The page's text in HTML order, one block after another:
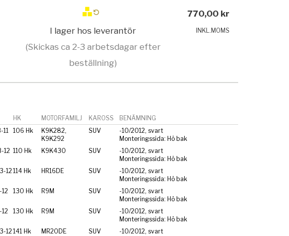
I lager hos leverantör
(Skickas ca 2-3 arbetsdagar efter
beställning)
770,00 kr
INKL.MOMS
HK MOTORFAMILJ KAROSS
BENÄMNING
106 Hk
K9K282,
K9K292
SUV
-10/2012, svart
Monteringssida: Hö bak
12 110 Hk K9K430 SUV
-10/2012, svart
Monteringssida: Hö bak
12 114 Hk HR16DE SUV
-10/2012, svart
Monteringssida: Hö bak
130 Hk R9M SUV
-10/2012, svart
Monteringssida: Hö bak
130 Hk R9M SUV
-10/2012, svart
Monteringssida: Hö bak
12 141 Hk MR20DE SUV
-10/2012, svart